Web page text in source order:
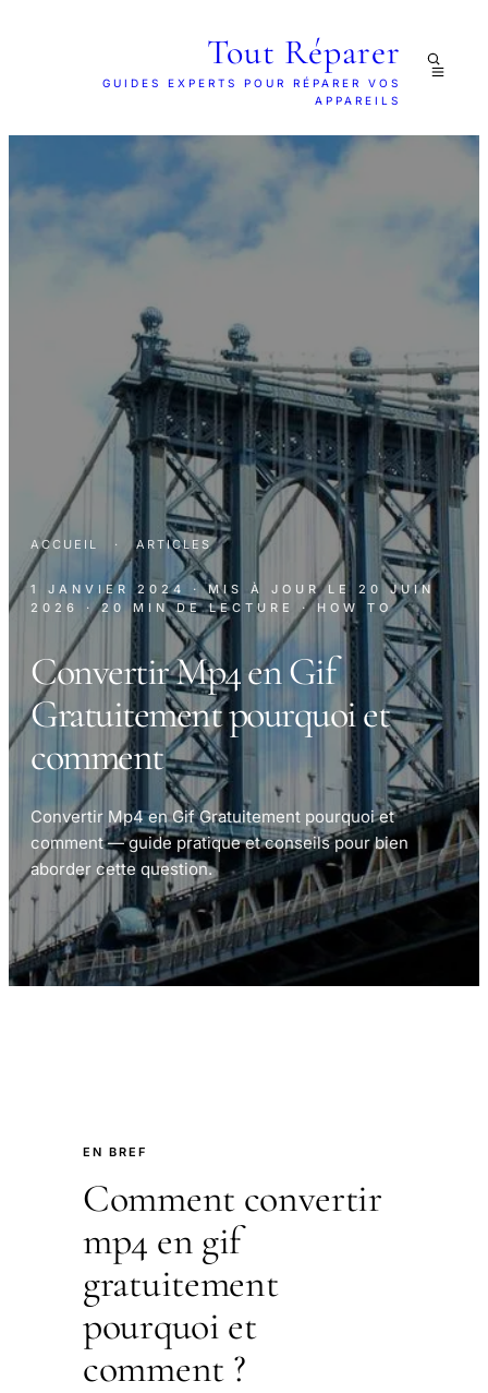
Tout Réparer
GUIDES EXPERTS POUR RÉPARER VOS
APPAREILS
ACCUEIL · ARTICLES
1 JANVIER 2024 · MIS À JOUR LE 20 JUIN
2026
· 20 MIN DE LECTURE · HOW TO
Convertir Mp4 en Gif
Gratuitement pourquoi et
comment
Convertir Mp4 en Gif Gratuitement pourquoi et
comment — guide pratique et conseils pour bien
aborder cette question.
EN BREF
Comment convertir
mp4 en gif
gratuitement
pourquoi et
comment ?